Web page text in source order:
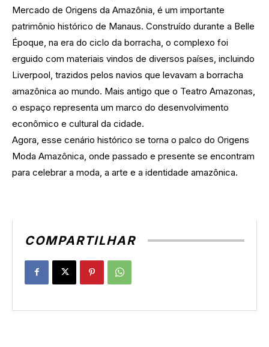
Mercado de Origens da Amazônia, é um importante
patrimônio histórico de Manaus. Construído durante a Belle
Époque, na era do ciclo da borracha, o complexo foi
erguido com materiais vindos de diversos países, incluindo
Liverpool, trazidos pelos navios que levavam a borracha
amazônica ao mundo. Mais antigo que o Teatro Amazonas,
o espaço representa um marco do desenvolvimento
econômico e cultural da cidade.
Agora, esse cenário histórico se torna o palco do Origens
Moda Amazônica, onde passado e presente se encontram
para celebrar a moda, a arte e a identidade amazônica.
COMPARTILHAR